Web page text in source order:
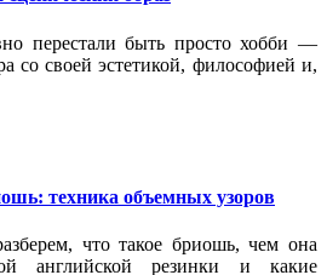
перестали быть просто хобби —
со своей эстетикой, философией и,
техника объемных узоров
что такое бриошь, чем она
английской резинки и какие